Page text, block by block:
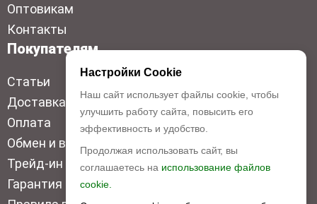
Оптовикам
Контакты
Покупателям
Статьи
Доставка
Оплата
Обмен и возврат
Трейд-ин
Гарантия низкой цены
Настройки Cookie
Наш сайт использует файлы cookie, чтобы
улучшить работу сайта, повысить его
эффективность и удобство.
Продолжая использовать сайт, вы
соглашаетесь на использование файлов
cookie.